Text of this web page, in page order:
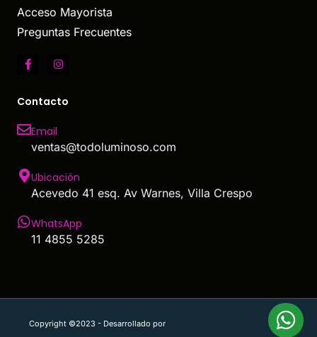
Acceso Mayorista
Preguntas Frecuentes
Contacto
Email
ventas@todoluminoso.com
Ubicación
Acevedo 41 esq. Av Warnes, Villa Crespo
WhatsApp
11 4855 5285
Copyright ©2023 - Desarrollado por